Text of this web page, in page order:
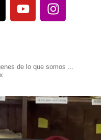
de lo que somos ...